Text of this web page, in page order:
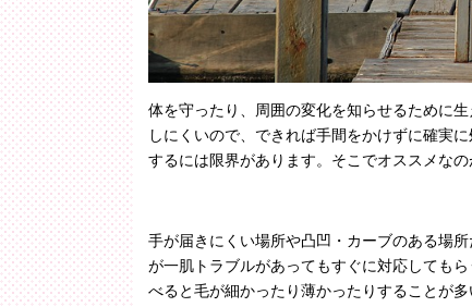
体を守ったり、周囲の変化を知らせるために
しにくいので、できれば手間をかけずに確実
するには限界があります。そこでオススメなの
手が届きにくい場所や凸凹・カーブのある場
が一肌トラブルがあってもすぐに対応しても
べると毛が細かったり薄かったりすることが